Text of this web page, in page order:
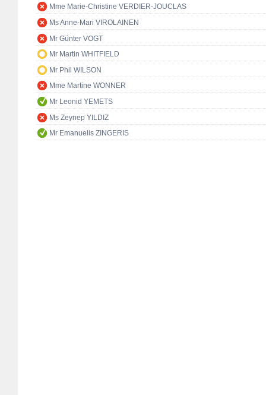
Mme Marie-Christine VERDIER-JOUCLAS
Ms Anne-Mari VIROLAINEN
Mr Günter VOGT
Mr Martin WHITFIELD
Mr Phil WILSON
Mme Martine WONNER
Mr Leonid YEMETS
Ms Zeynep YILDIZ
Mr Emanuelis ZINGERIS